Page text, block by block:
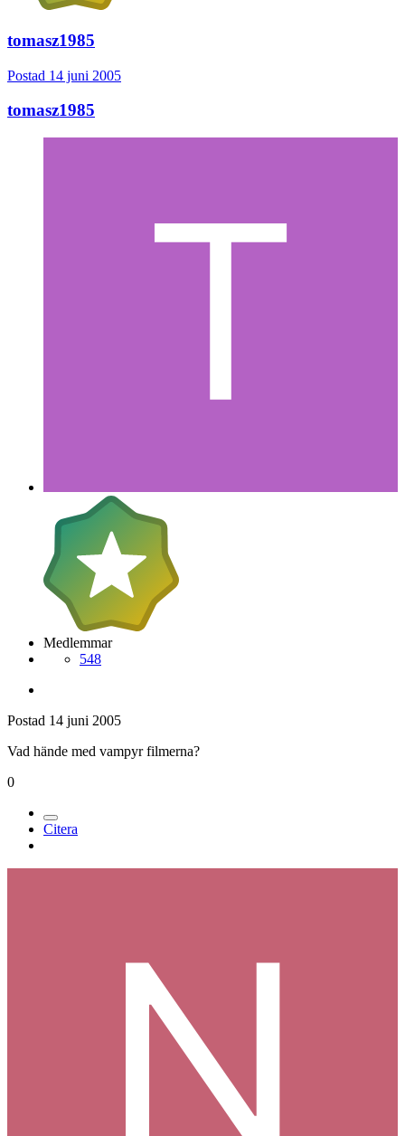
tomasz1985
Postad 14 juni 2005
tomasz1985
Medlemmar
548
Postad 14 juni 2005
Vad hände med vampyr filmerna?
0
Citera